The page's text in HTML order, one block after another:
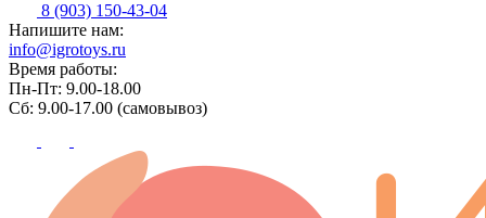
8 (903) 150-43-04
Напишите нам:
info@igrotoys.ru
Время работы:
Пн-Пт: 9.00-18.00
Сб: 9.00-17.00 (самовывоз)